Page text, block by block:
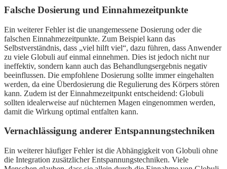
Falsche Dosierung und Einnahmezeitpunkte
Ein weiterer Fehler ist die unangemessene Dosierung oder die
falschen Einnahmezeitpunkte. Zum Beispiel kann das
Selbstverständnis, dass „viel hilft viel“, dazu führen, dass Anwender
zu viele Globuli auf einmal einnehmen. Dies ist jedoch nicht nur
ineffektiv, sondern kann auch das Behandlungsergebnis negativ
beeinflussen. Die empfohlene Dosierung sollte immer eingehalten
werden, da eine Überdosierung die Regulierung des Körpers stören
kann. Zudem ist der Einnahmezeitpunkt entscheidend: Globuli
sollten idealerweise auf nüchternen Magen eingenommen werden,
damit die Wirkung optimal entfalten kann.
Vernachlässigung anderer Entspannungstechniken
Ein weiterer häufiger Fehler ist die Abhängigkeit von Globuli ohne
die Integration zusätzlicher Entspannungstechniken. Viele